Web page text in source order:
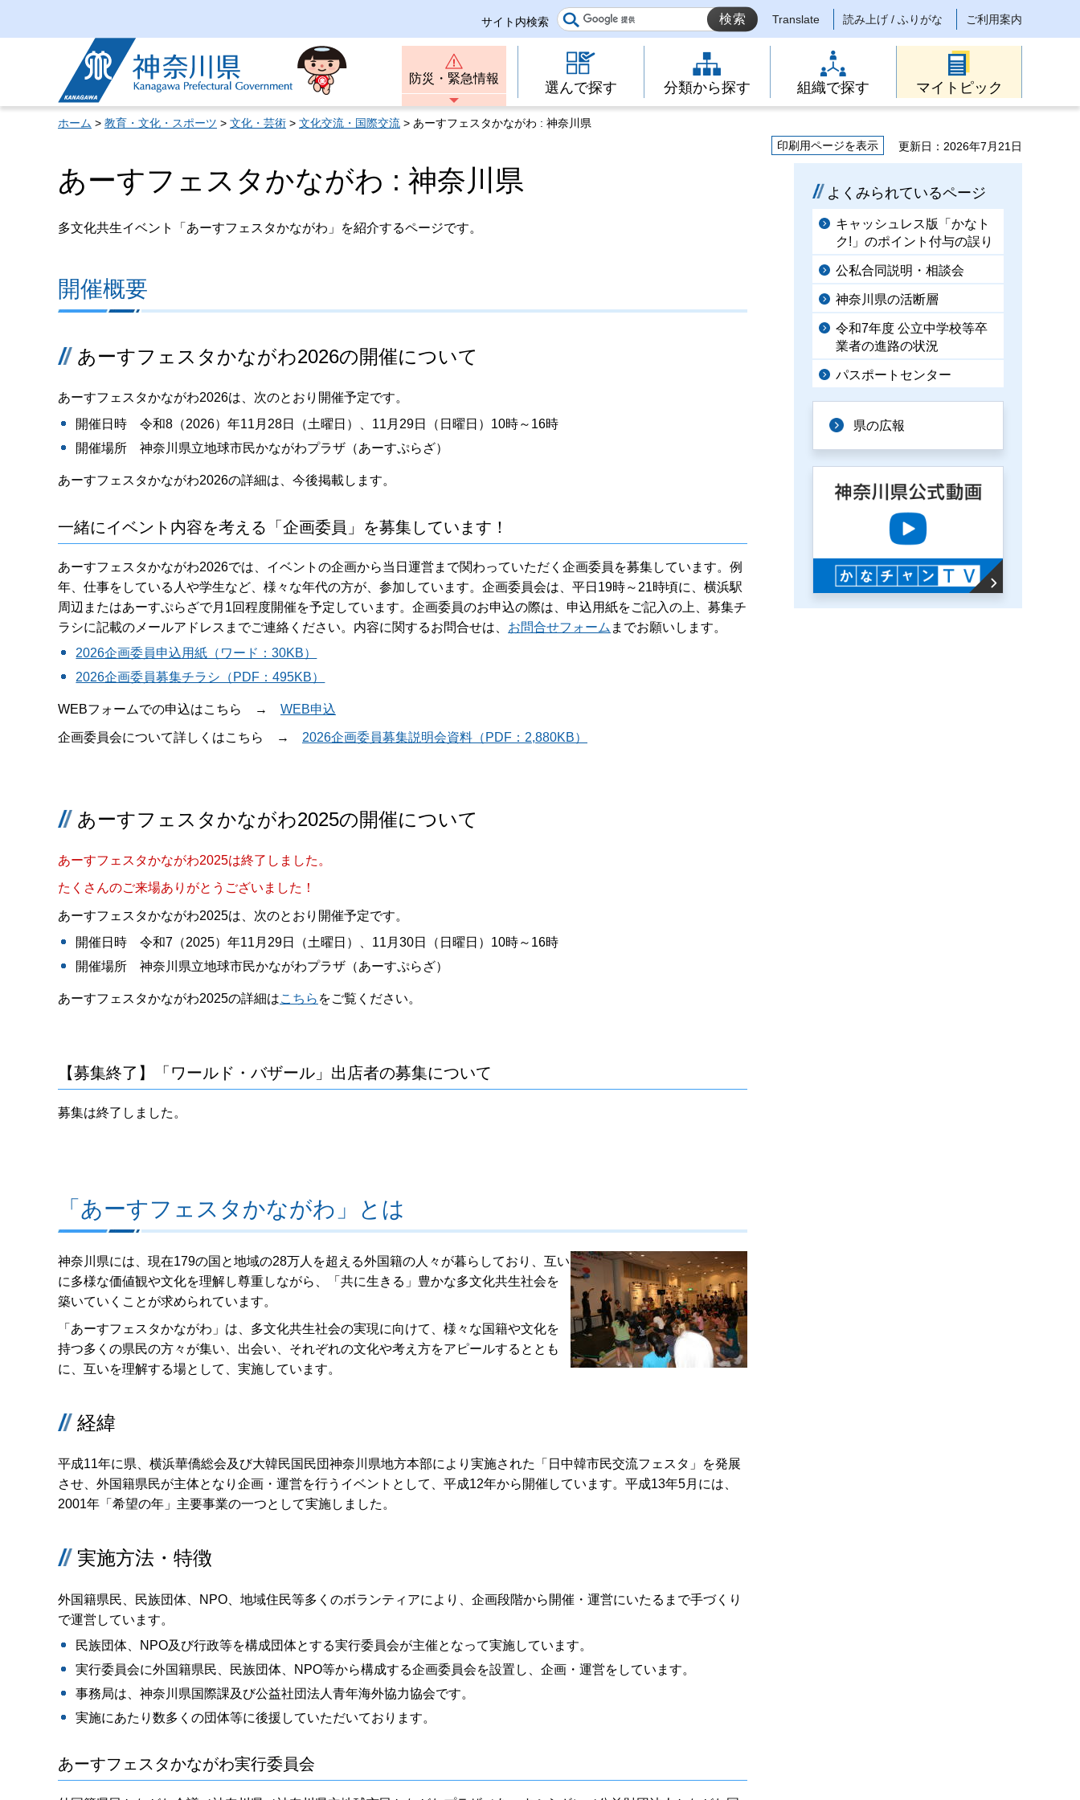
サイト内検索 Translate 読み上げ / ふりがな ご利用案内
神奈川県
防災・緊急情報
選んで探す 分類から探す 組織で探す マイトピック
ホーム > 教育・文化・スポーツ > 文化・芸術 > 文化交流・国際交流 > あーすフェスタかながわ : 神奈川県
印刷用ページを表示
更新日：2026年7月21日
あーすフェスタかながわ : 神奈川県
多文化共生イベント「あーすフェスタかながわ」を紹介するページです。
開催概要
あーすフェスタかながわ2026の開催について
あーすフェスタかながわ2026は、次のとおり開催予定です。
開催日時 令和8（2026）年11月28日（土曜日）、11月29日（日曜日）10時～16時
開催場所 神奈川県立地球市民かながわプラザ（あーすぷらざ）
あーすフェスタかながわ2026の詳細は、今後掲載します。
一緒にイベント内容を考える「企画委員」を募集しています！
あーすフェスタかながわ2026では、イベントの企画から当日運営まで関わっていただく企画委員を募集しています。例
年、仕事をしている人や学生など、様々な年代の方が、参加しています。企画委員会は、平日19時～21時頃に、横浜駅
周辺またはあーすぷらざで月1回程度開催を予定しています。企画委員のお申込の際は、申込用紙をご記入の上、募集チ
ラシに記載のメールアドレスまでご連絡ください。内容に関するお問合せは、 お問合せフォーム までお願いします。
2026企画委員申込用紙（ワード：30KB）
2026企画委員募集チラシ（PDF：495KB）
WEBフォームでの申込はこちら → WEB申込
企画委員会について詳しくはこちら → 2026企画委員募集説明会資料（PDF：2,880KB）
あーすフェスタかながわ2025の開催について
あーすフェスタかながわ2025は終了しました。
たくさんのご来場ありがとうございました！
あーすフェスタかながわ2025は、次のとおり開催予定です。
開催日時 令和7（2025）年11月29日（土曜日）、11月30日（日曜日）10時～16時
開催場所 神奈川県立地球市民かながわプラザ（あーすぷらざ）
あーすフェスタかながわ2025の詳細はこちら をご覧ください。
【募集終了】「ワールド・バザール」出店者の募集について
募集は終了しました。
「あーすフェスタかながわ」とは
神奈川県には、現在179の国と地域の28万人を超える外国籍の人々が暮らしており、互い
に多様な価値観や文化を理解し尊重しながら、「共に生きる」豊かな多文化共生社会を
築いていくことが求められています。
「あーすフェスタかながわ」は、多文化共生社会の実現に向けて、様々な国籍や文化を
持つ多くの県民の方々が集い、出会い、それぞれの文化や考え方をアピールするととも
に、互いを理解する場として、実施しています。
経緯
平成11年に県、横浜華僑総会及び大韓民国民団神奈川県地方本部により実施された「日中韓市民交流フェスタ」を発展
させ、外国籍県民が主体となり企画・運営を行うイベントとして、平成12年から開催しています。平成13年5月には、
2001年「希望の年」主要事業の一つとして実施しました。
実施方法・特徴
外国籍県民、民族団体、NPO、地域住民等多くのボランティアにより、企画段階から開催・運営にいたるまで手づくり
で運営しています。
民族団体、NPO及び行政等を構成団体とする実行委員会が主催となって実施しています。
実行委員会に外国籍県民、民族団体、NPO等から構成する企画委員会を設置し、企画・運営をしています。
事務局は、神奈川県国際課及び公益社団法人青年海外協力協会です。
実施にあたり数多くの団体等に後援していただいております。
あーすフェスタかながわ実行委員会
よくみられているページ
キャッシュレス版「かなト
ク!」のポイント付与の誤り
公私合同説明・相談会
神奈川県の活断層
令和7年度 公立中学校等卒
業者の進路の状況
パスポートセンター
県の広報